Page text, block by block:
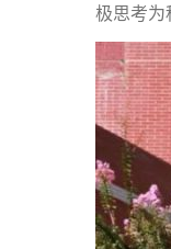
极思考为